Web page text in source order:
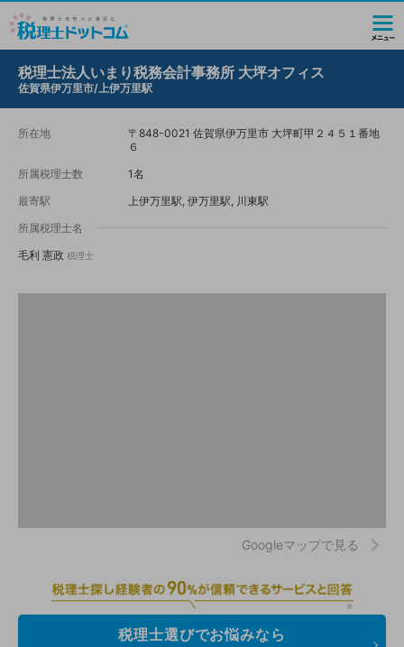
税理士法人いまり税務会計事務所 大坪オフィス
佐賀県伊万里市/上伊万里駅
所在地
〒848-0021 佐賀県伊万里市 大坪町甲２４５１番地
６
所属税理士数
1名
最寄駅
上伊万里駅, 伊万里駅, 川東駅
所属税理士名
毛利 憲政 税理士
Googleマップで見る
税理士選びでお悩みなら